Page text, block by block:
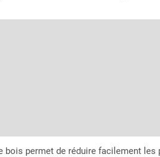
permet de réduire facilement les